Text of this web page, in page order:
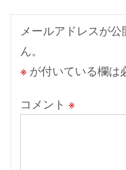
シ
ョ
ン
メールアドレスが
ん。
※が付いている欄は
コメント ※